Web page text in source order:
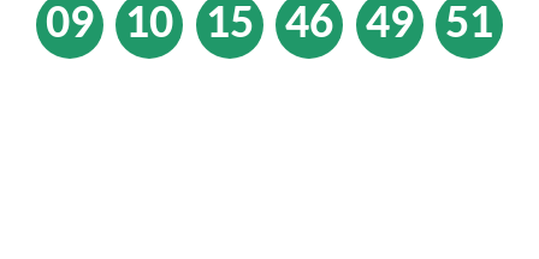
09 10 15 46 49 51